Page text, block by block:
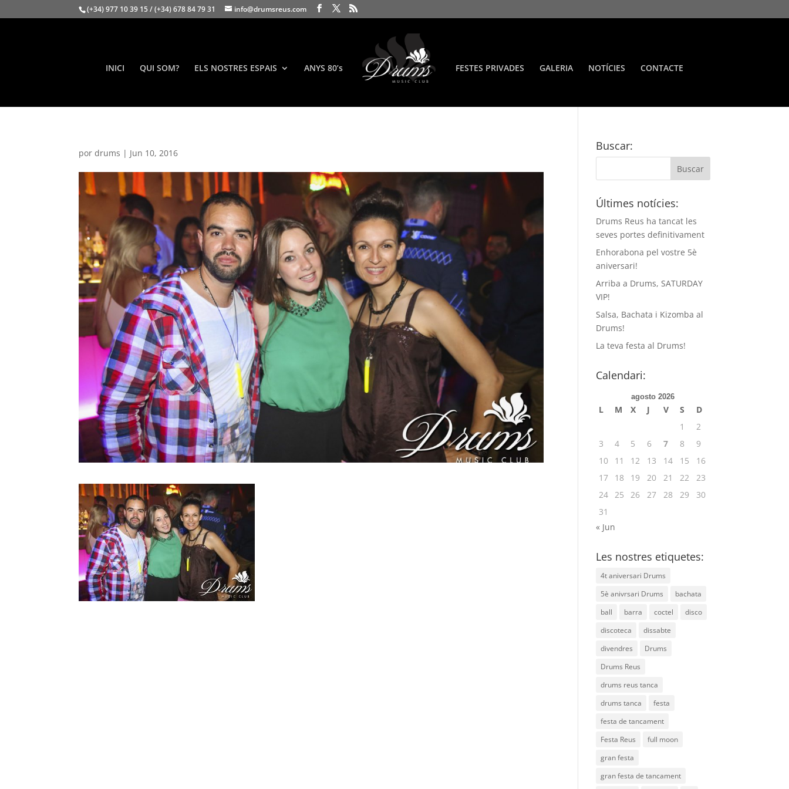
(+34) 977 10 39 15 / (+34) 678 84 79 31 info@drumsreus.com
INICI QUI SOM? ELS NOSTRES ESPAIS ANYS 80’s FESTES PRIVADES GALERIA NOTÍCIES CONTACTE
pordrums | Jun 10, 2016
Buscar:
Últimes notícies:
Drums Reus ha tancat les
seves portes definitivament
Enhorabona pel vostre 5è
aniversari!
Arriba a Drums, SATURDAY
VIP!
Salsa, Bachata i Kizomba al
Drums!
La teva festa al Drums!
Calendari:
agosto 2026
L M X J V S
D
1
2
3
4 5 6 7 8
9
10
11 12 13 14 15
16
17
18 19 20 21 22
23
24 25 26 27 28 29
30
31
« Jun
Les nostres etiquetes:
4t aniversari Drums
5è anivrsari Drums
bachata
ball
barra coctel
disco
discoteca
dissabte
divendres
Drums
Drums Reus
drums reus tanca
drums tanca
festa
festa de tancament
Festa Reus
full moon
gran festa
gran festa de tancament